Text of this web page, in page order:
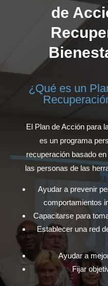
de
¿Qué es un
El Plan de Acción para
es un programa
recuperación basado
las personas de las
Ayudar a prevenir
comportamientos
Capacitarse para
Establecer una red
Ayudar a
Fijar